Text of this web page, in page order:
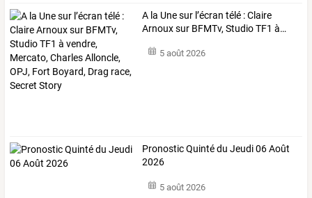
A la Unesur l’écran télé :Claire
Arnouxsur BFMTv, StudioTF1 à…
5 août 2026
Pronostic Quinté du Jeudi 06 Août
2026
5 août 2026